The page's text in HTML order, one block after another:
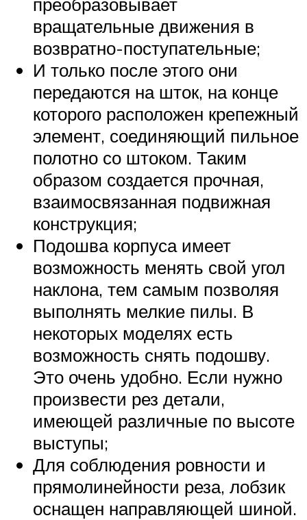
вращательные движения в
возвратно-поступательные;
И только после этого они
передаются на шток, на конце
которого расположен крепежный
элемент, соединяющий пильное
полотно со штоком. Таким
образом создается прочная,
взаимосвязанная подвижная
конструкция;
Подошва корпуса имеет
возможность менять свой угол
наклона, тем самым позволяя
выполнять мелкие пилы. В
некоторых моделях есть
возможность снять подошву.
Это очень удобно. Если нужно
произвести рез детали,
имеющей различные по высоте
выступы;
Для соблюдения ровности и
прямолинейности реза, лобзик
оснащен направляющей шиной.